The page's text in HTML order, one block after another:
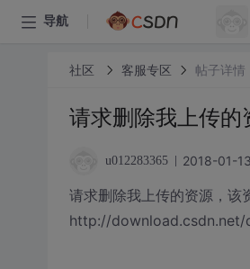
导航
社区 客服专区 帖子详情
请求删除我上传的
u012283365 2018-01-
请求删除我上传的资源，该
http://download.csdn.net/